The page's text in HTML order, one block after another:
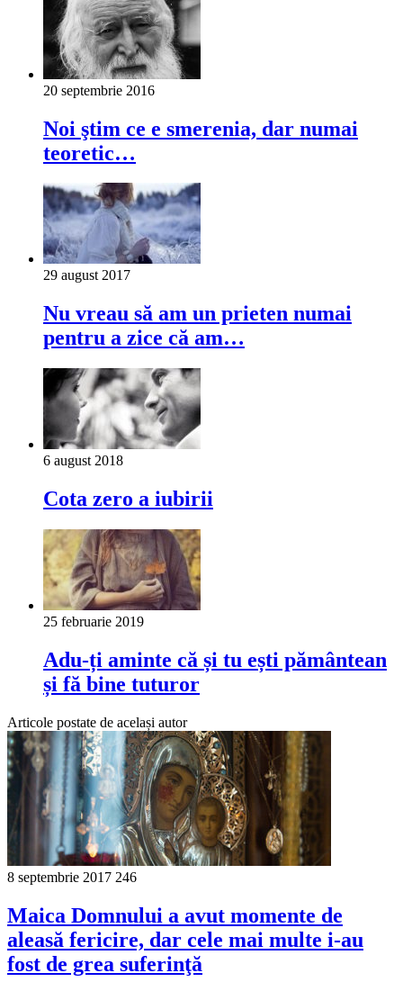
20 septembrie 2016
Noi ştim ce e smerenia, dar numai
teoretic…
29 august 2017
Nu vreau să am un prieten numai
pentru a zice că am…
6 august 2018
Cota zero a iubirii
25 februarie 2019
Adu-ți aminte că și tu ești pământean
și fă bine tuturor
Articole postate de același autor
8 septembrie 2017 246
Maica Domnului a avut momente de
aleasă fericire, dar cele mai multe i-au
fost de grea suferinţă